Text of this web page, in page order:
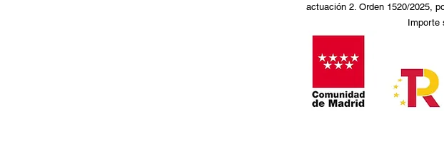
actuación 2. Orden 1520/2025,
Importe